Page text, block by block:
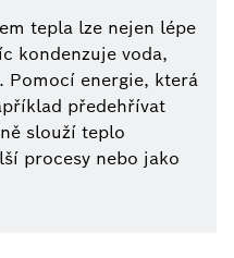
tepla lze nejen lépe
kondenzuje voda,
Pomocí energie, která
předehřívat
slouží teplo
procesy nebo jako